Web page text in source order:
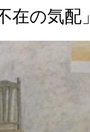
在の気配」